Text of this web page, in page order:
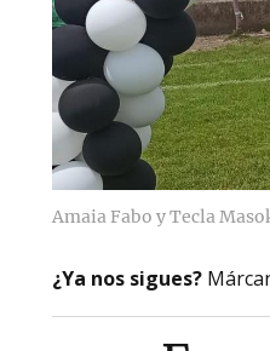
Amaia Fabo y Tecla
¿Ya nos sigues?